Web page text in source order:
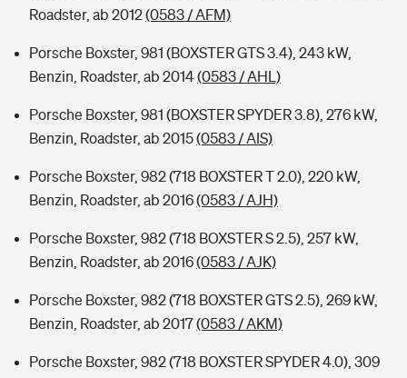
Roadster, ab 2012(0583 / AFM)
Porsche Boxster, 981 (BOXSTER GTS 3.4), 243 kW,
Benzin, Roadster, ab 2014(0583 / AHL)
Porsche Boxster, 981 (BOXSTER SPYDER 3.8), 276 kW,
Benzin, Roadster, ab 2015(0583 / AIS)
Porsche Boxster, 982 (718 BOXSTER T 2.0), 220 kW,
Benzin, Roadster, ab 2016(0583 / AJH)
Porsche Boxster, 982 (718 BOXSTER S 2.5), 257 kW,
Benzin, Roadster, ab 2016(0583 / AJK)
Porsche Boxster, 982 (718 BOXSTER GTS 2.5), 269 kW,
Benzin, Roadster, ab 2017(0583 / AKM)
Porsche Boxster, 982 (718 BOXSTER SPYDER 4.0), 309